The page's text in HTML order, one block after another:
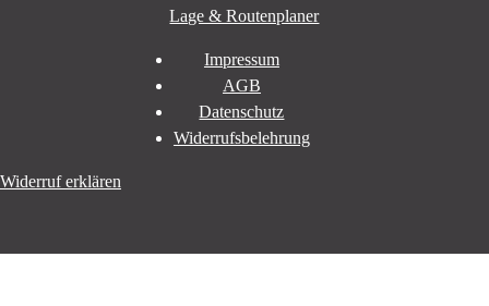
Lage & Routenplaner
Impressum
AGB
Datenschutz
Widerrufsbelehrung
Widerruf erklären